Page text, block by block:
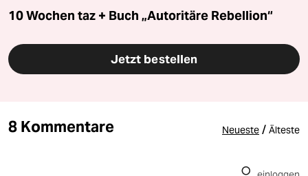
10 Wochen taz + Buch „Autoritäre Rebellion“
Jetzt bestellen
8 Kommentare Neueste / Älteste